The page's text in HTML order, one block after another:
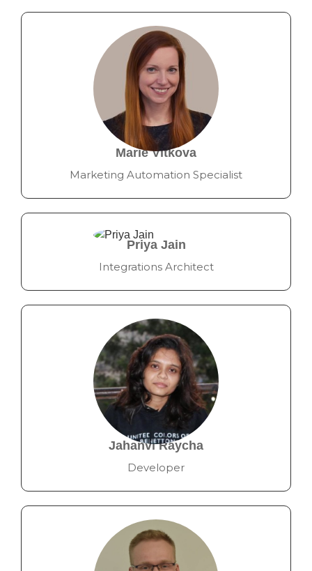
Marie Vitkova
Marketing Automation Specialist
Priya Jain
Integrations Architect
Jahanvi Raycha
Developer